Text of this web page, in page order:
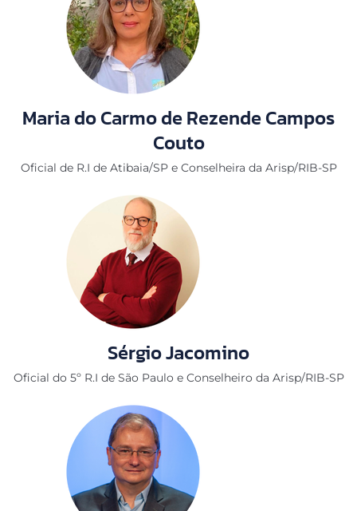
Maria do Carmo de Rezende Campos
Couto
Oficial de R.I de Atibaia/SP e Conselheira da Arisp/RIB-SP
Sérgio Jacomino
Oficial do 5º R.I de São Paulo e Conselheiro da Arisp/RIB-SP